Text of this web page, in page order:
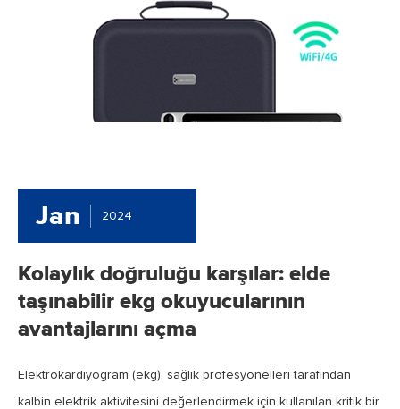
Jan 2024
Kolaylık doğruluğu karşılar: elde
taşınabilir ekg okuyucularının
avantajlarını açma
Elektrokardiyogram (ekg), sağlık profesyonelleri tarafından
kalbin elektrik aktivitesini değerlendirmek için kullanılan kritik bir